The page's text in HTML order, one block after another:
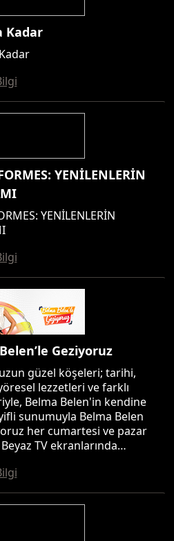
Kadar
YENİLENLERİN
YENİLENLERİN
Geziyoruz
güzel köşeleri; tarihi,
lezzetleri ve farklı
Belma Belen'in kendine
sunumuyla Belma Belen
her cumartesi ve pazar
Beyaz TV ekranlarında…